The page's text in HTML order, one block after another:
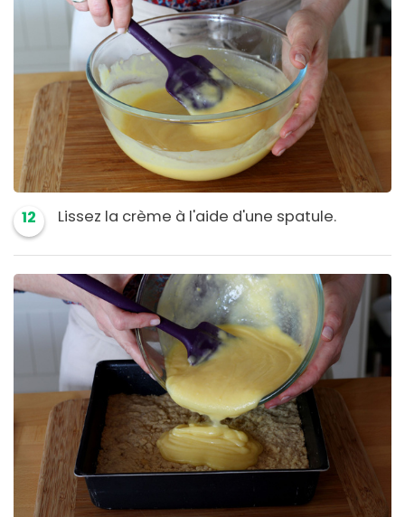
12 Lissez la crème à l'aide d'une spatule.